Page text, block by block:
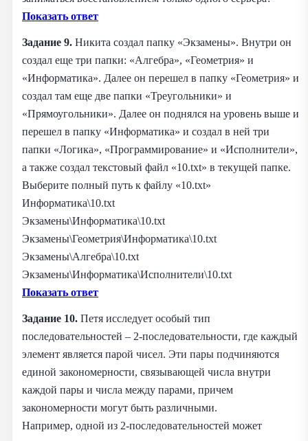
Показать ответ
Задание 9. Никита создал папку «Экзамены». Внутри он
создал еще три папки: «Алгебра», «Геометрия» и
«Информатика». Далее он перешел в папку «Геометрия» и
создал там еще две папки «Треугольники» и
«Прямоугольники». Далее он поднялся на уровень выше и
перешел в папку «Информатика» и создал в ней три
папки «Логика», «Программирование» и «Исполнители»,
а также создал текстовый файл «10.txt» в текущей папке.
Выберите полный путь к файлу «10.txt»
Информатика\10.txt
Экзамены\Информатика\10.txt
Экзамены\Геометрия\Информатика\10.txt
Экзамены\Алгебра\10.txt
Экзамены\Информатика\Исполнители\10.txt
Показать ответ
Задание 10. Петя исследует особый тип
последовательностей – 2-последовательности, где каждый
элемент является парой чисел. Эти пары подчиняются
единой закономерности, связывающей числа внутри
каждой пары и числа между парами, причем
закономерности могут быть различными.
Например, одной из 2-последовательностей может